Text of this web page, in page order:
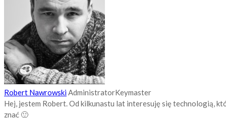
Robert NawrowskiAdministratorKeymaster
Hej, jestem Robert. Od kilkunastu lat interesuję się technologią,
znać 🙂